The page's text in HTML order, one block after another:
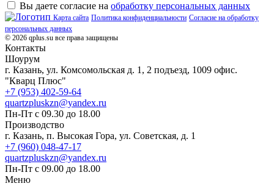
Вы даете согласие на обработку персональных данных
Карта сайта Политика конфиденциальности Согласие на обработку
персональных данных
© 2026 qplus.su все права защищены
Контакты
Шоурум
г. Казань, ул. Комсомольская д. 1, 2 подъезд, 1009 офис.
"Кварц Плюс"
+7 (953) 402-59-64
quartzpluskzn@yandex.ru
Пн-Пт с 09.30 до 18.00
Производство
г. Казань, п. Высокая Гора, ул. Советская, д. 1
+7 (960) 048-47-17
quartzpluskzn@yandex.ru
Пн-Пт с 09.00 до 18.00
Меню